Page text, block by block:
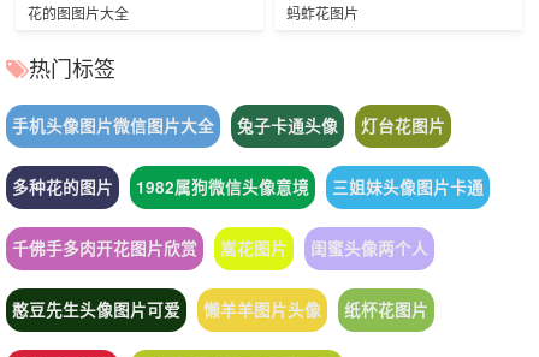
花的图图片大全 蚂蚱花图片
热门标签
手机头像图片微信图片大全 兔子卡通头像 灯台花图片
多种花的图片 1982属狗微信头像意境 三姐妹头像图片卡通
千佛手多肉开花图片欣赏 嵩花图片 闺蜜头像两个人
憨豆先生头像图片可爱 懒羊羊图片头像 纸杯花图片